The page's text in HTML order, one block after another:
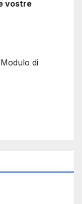
vostre
di